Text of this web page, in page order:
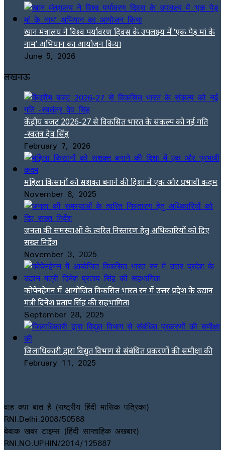
खान मंत्रालय ने विश्व पर्यावरण दिवस के उपलक्ष्य में ‘एक पेड़ मां के
नाम’ अभियान का आयोजन किया
June 5, 2026
लखनऊ
केंद्रीय बजट 2026-27 से विकसित भारत के संकल्प को नई गति
-स्वतंत्र देव सिंह
February 7, 2026
महिला किसानों को सशक्त बनाने की दिशा में एक और प्रभावी कदम
November 8, 2025
जनता की समस्याओं के त्वरित निस्तारण हेतु अधिकारियों को दिए
सख्त निर्देश
November 3, 2025
कोपेनहेगन में आयोजित विकसित भारत रन में उत्तर प्रदेश के उद्यान
मंत्री दिनेश प्रताप सिंह की सहभागिता
September 28, 2025
जिलाधिकारी द्वारा विद्युत विभाग से संबंधित प्रकरणों की समीक्षा की
February 11, 2025
वाह क्या बात है (राष्ट्रीय हिंदी मासिक पत्रिका)
RNI.Delhi.2008/50588
बेबाक खबर टाइम्स (हिंदी साप्ताहिक अखबार)
RNI.NO.UPHIN/2014/125887